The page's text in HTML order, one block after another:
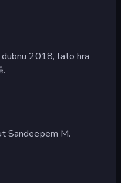
2018, tato hra
Sandeepem M.